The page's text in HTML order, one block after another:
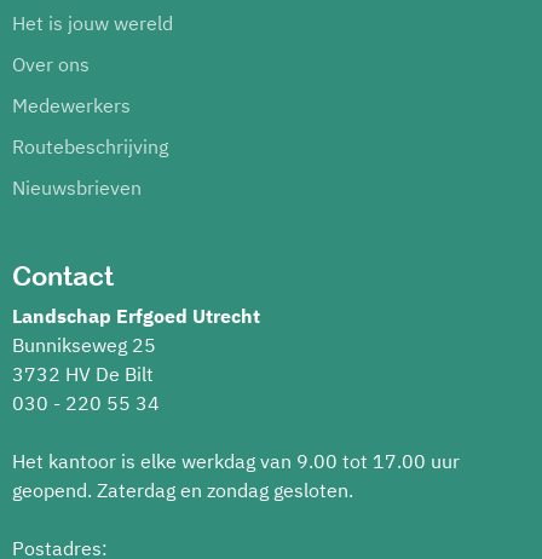
Het is jouw wereld
Over ons
Medewerkers
Routebeschrijving
Nieuwsbrieven
Contact
Landschap Erfgoed Utrecht
Bunnikseweg 25
3732 HV De Bilt
030 - 220 55 34
Het kantoor is elke werkdag van 9.00 tot 17.00 uur
geopend. Zaterdag en zondag gesloten.
Postadres: